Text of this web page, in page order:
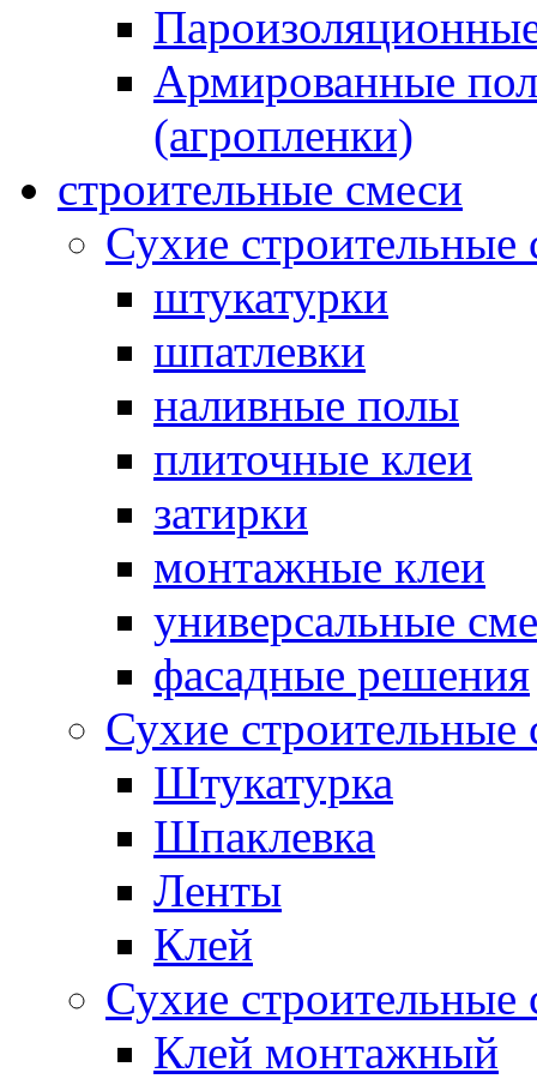
Армированные
(агропленки)
строительные смеси
Сухие строительные
штукатурки
шпатлевки
наливные полы
плиточные клеи
затирки
монтажные клеи
универсальные
фасадные решения
Сухие
Штукатурка
Шпаклевка
Ленты
Клей
Сухие
Клей монтажный